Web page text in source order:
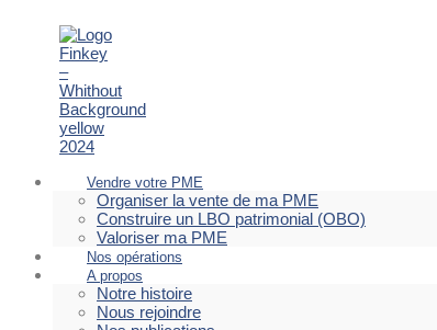
Vendre votre PME
Organiser la vente de ma PME
Construire un LBO patrimonial (OBO)
Valoriser ma PME
Nos opérations
A propos
Notre histoire
Nous rejoindre